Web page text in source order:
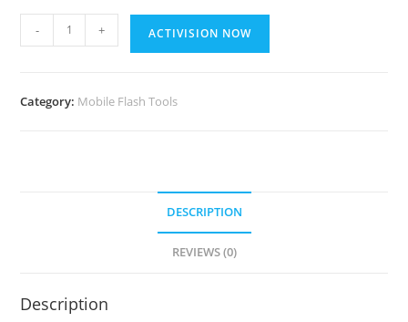
Android
Multi
- + ACTIVISION NOW
Category: Mobile Flash Tools
DESCRIPTION
REVIEWS (0)
Description